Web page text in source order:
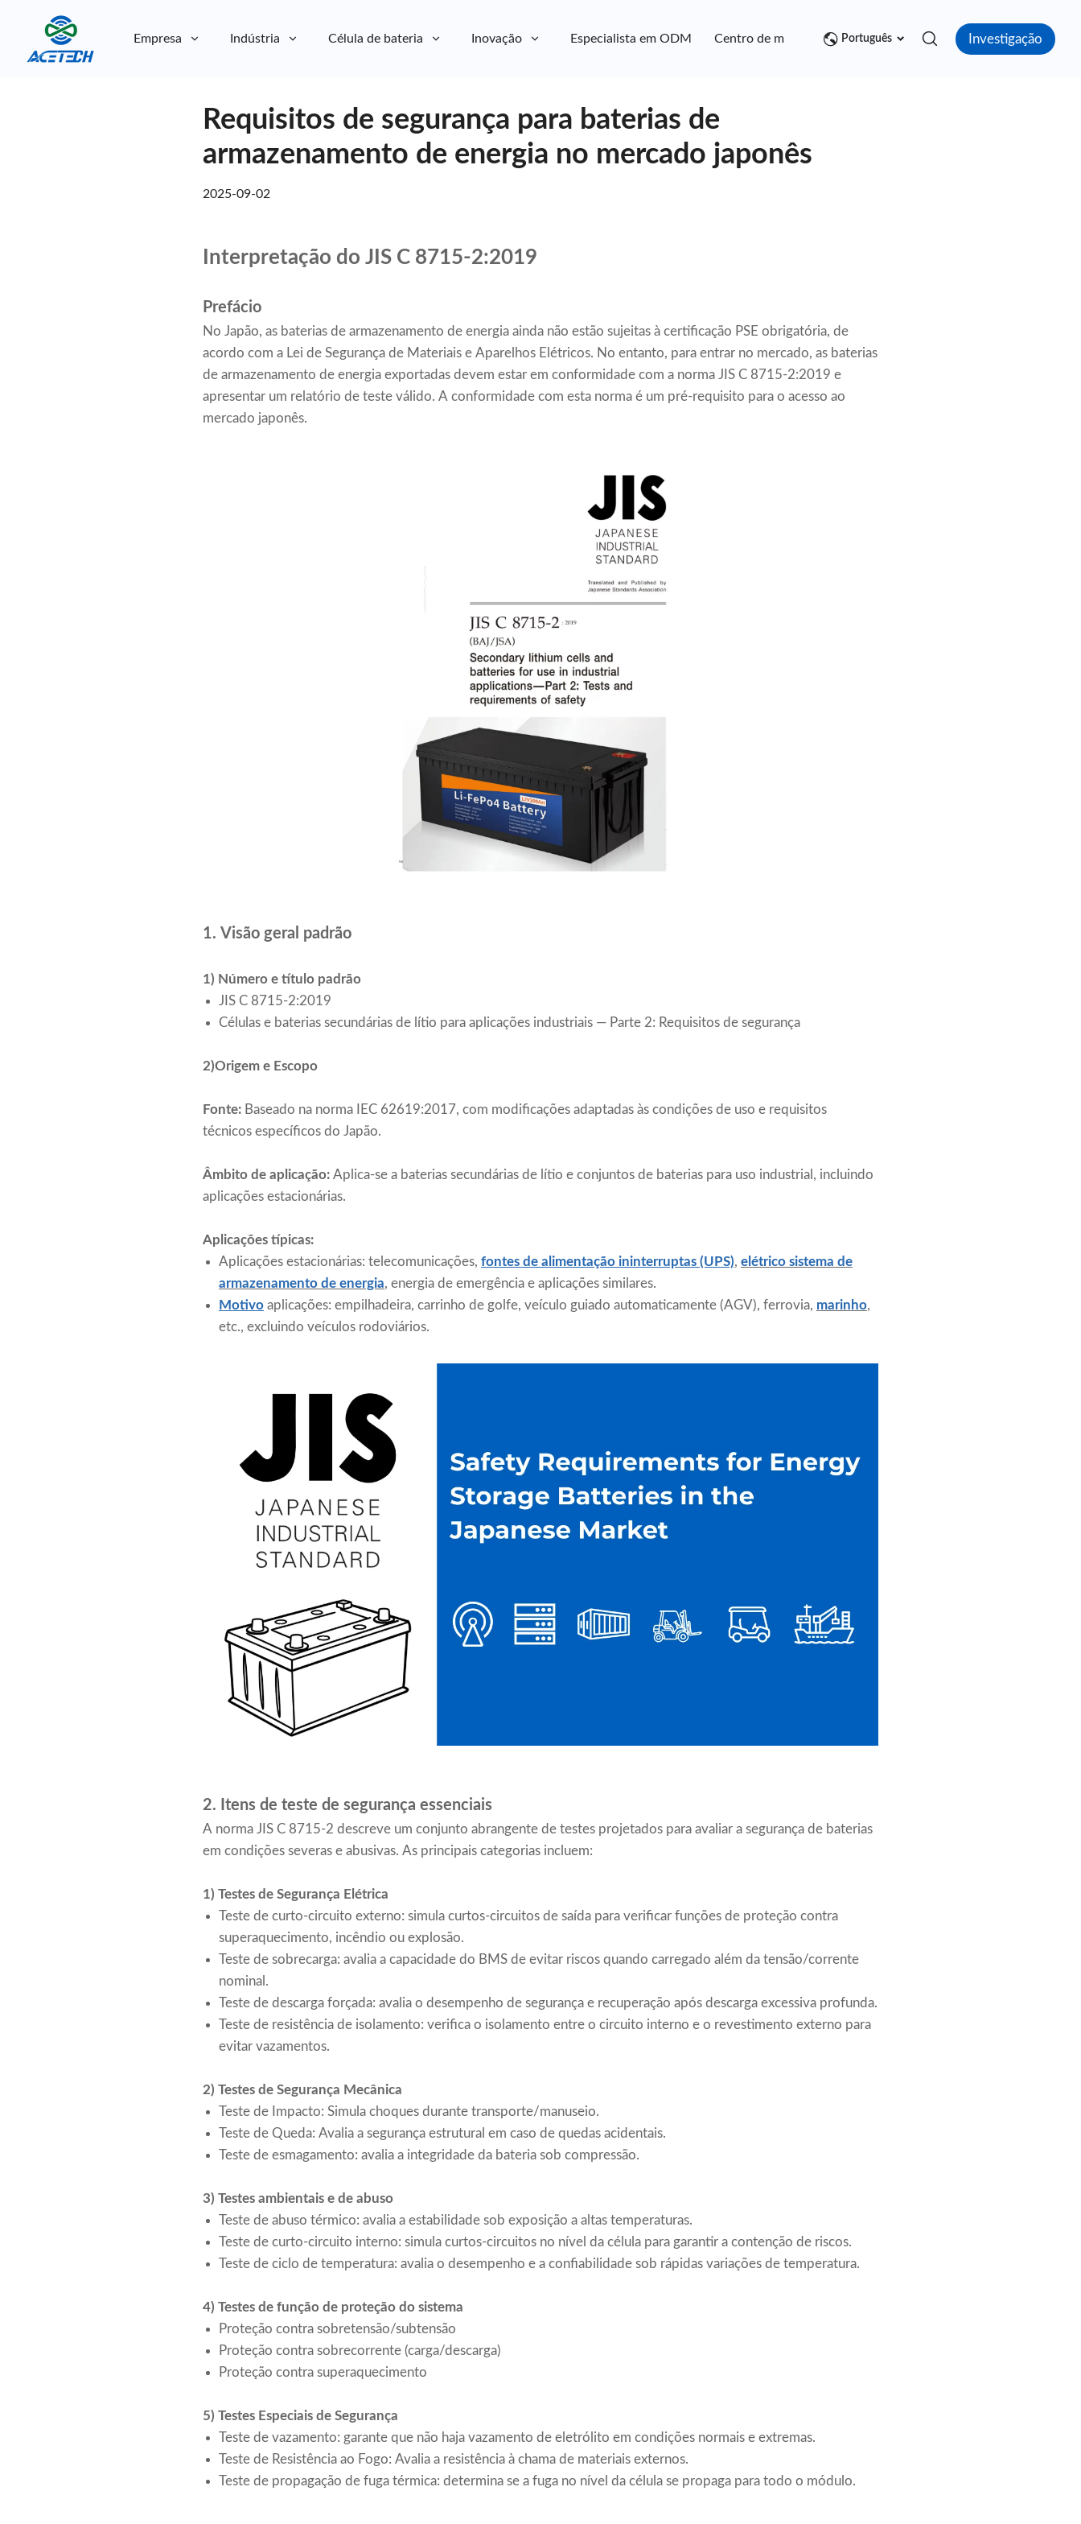
Empresa Indústria Célula de bateria Inovação Especialista em ODM Centro de mídia Contato
Português Investigação
Requisitos de segurança para baterias de
armazenamento de energia no mercado japonês
2025-09-02
Interpretação do JIS C 8715-2:2019
Prefácio
No Japão, as baterias de armazenamento de energia ainda não estão sujeitas à certificação PSE obrigatória, de
acordo com a Lei de Segurança de Materiais e Aparelhos Elétricos. No entanto, para entrar no mercado, as baterias
de armazenamento de energia exportadas devem estar em conformidade com a norma JIS C 8715-2:2019 e
apresentar um relatório de teste válido. A conformidade com esta norma é um pré-requisito para o acesso ao
mercado japonês.
1. Visão geral padrão
1) Número e título padrão
JIS C 8715-2:2019
Células e baterias secundárias de lítio para aplicações industriais — Parte 2: Requisitos de segurança
2)Origem e Escopo
Fonte: Baseado na norma IEC 62619:2017, com modificações adaptadas às condições de uso e requisitos
técnicos específicos do Japão.
Âmbito de aplicação: Aplica-se a baterias secundárias de lítio e conjuntos de baterias para uso industrial, incluindo
aplicações estacionárias.
Aplicações típicas:
Aplicações estacionárias: telecomunicações, fontes de alimentação ininterruptas (UPS), elétrico sistema de
armazenamento de energia, energia de emergência e aplicações similares.
Motivo aplicações: empilhadeira, carrinho de golfe, veículo guiado automaticamente (AGV), ferrovia, marinho,
etc., excluindo veículos rodoviários.
2. Itens de teste de segurança essenciais
A norma JIS C 8715-2 descreve um conjunto abrangente de testes projetados para avaliar a segurança de baterias
em condições severas e abusivas. As principais categorias incluem:
1) Testes de Segurança Elétrica
Teste de curto-circuito externo: simula curtos-circuitos de saída para verificar funções de proteção contra
superaquecimento, incêndio ou explosão.
Teste de sobrecarga: avalia a capacidade do BMS de evitar riscos quando carregado além da tensão/corrente
nominal.
Teste de descarga forçada: avalia o desempenho de segurança e recuperação após descarga excessiva profunda.
Teste de resistência de isolamento: verifica o isolamento entre o circuito interno e o revestimento externo para
evitar vazamentos.
2) Testes de Segurança Mecânica
Teste de Impacto: Simula choques durante transporte/manuseio.
Teste de Queda: Avalia a segurança estrutural em caso de quedas acidentais.
Teste de esmagamento: avalia a integridade da bateria sob compressão.
3) Testes ambientais e de abuso
Teste de abuso térmico: avalia a estabilidade sob exposição a altas temperaturas.
Teste de curto-circuito interno: simula curtos-circuitos no nível da célula para garantir a contenção de riscos.
Teste de ciclo de temperatura: avalia o desempenho e a confiabilidade sob rápidas variações de temperatura.
4) Testes de função de proteção do sistema
Proteção contra sobretensão/subtensão
Proteção contra sobrecorrente (carga/descarga)
Proteção contra superaquecimento
5) Testes Especiais de Segurança
Teste de vazamento: garante que não haja vazamento de eletrólito em condições normais e extremas.
Teste de Resistência ao Fogo: Avalia a resistência à chama de materiais externos.
Teste de propagação de fuga térmica: determina se a fuga no nível da célula se propaga para todo o módulo.